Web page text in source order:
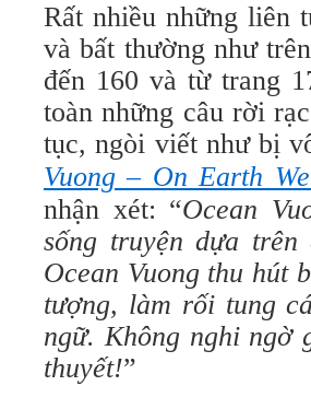
Rất nhiều những liên
và bất thường như
đến 160 và từ trang
toàn những câu rời
tục, ngòi viết như bị
Vuong – On Earth
nhận xét: “Ocean
sống truyện dựa
Ocean Vuong thu hút
tượng, làm rối tung
ngữ. Không nghi ngờ
thuyết!”